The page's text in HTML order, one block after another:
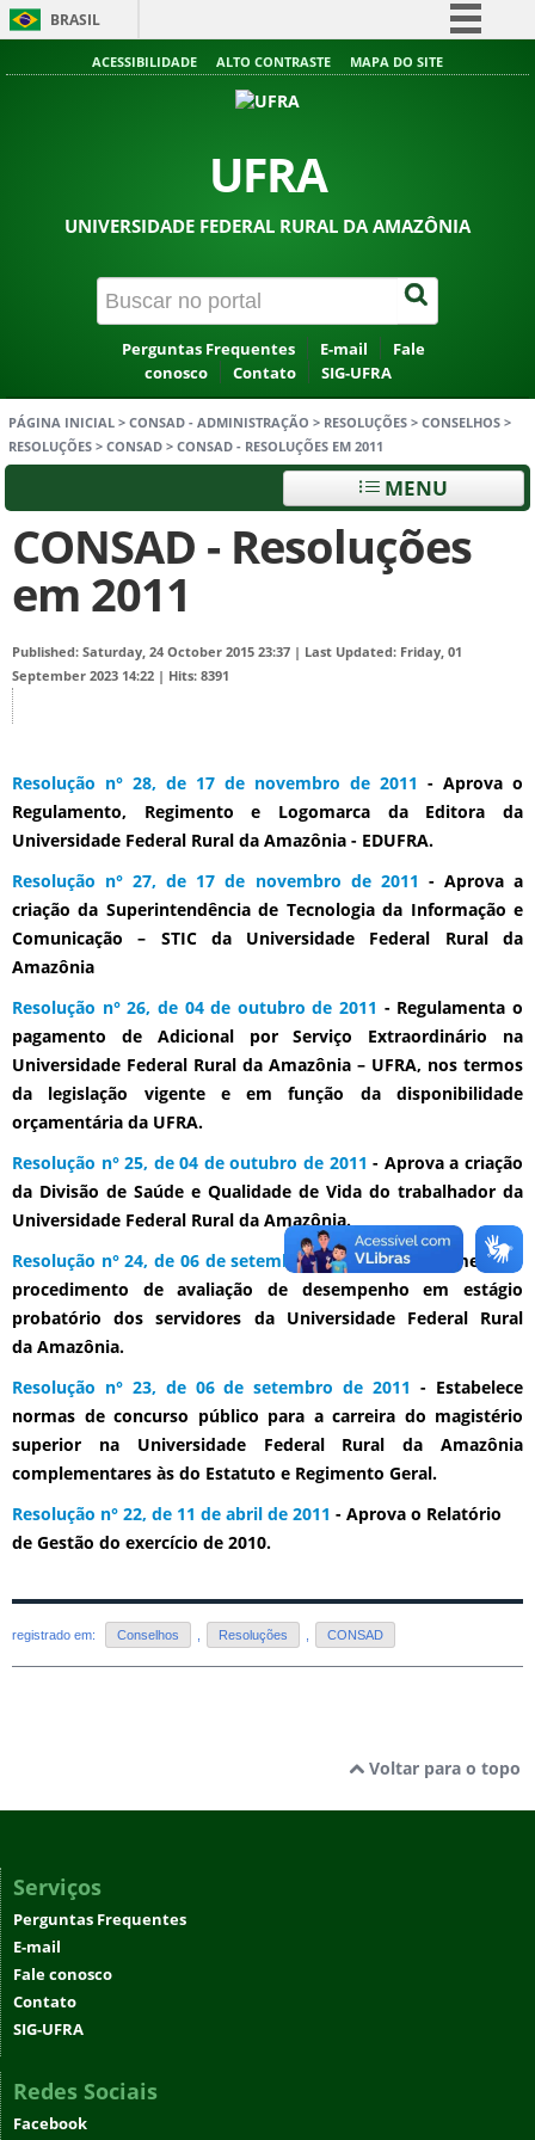
BRASIL
Simplifique!
Acesso à informação
ACESSIBILIDADE ALTO CONTRASTE MAPA DO SITE
UFRA
UNIVERSIDADE FEDERAL RURAL DA AMAZÔNIA
Perguntas Frequentes E-mail
Fale
conosco
Contato SIG-UFRA
PÁGINA INICIAL > CONSAD - ADMINISTRAÇÃO > RESOLUÇÕES > CONSELHOS >
RESOLUÇÕES > CONSAD > CONSAD - RESOLUÇÕES EM 2011
MENU
CONSAD - Resoluções
em 2011
Published: Saturday, 24 October 2015 23:37 | Last Updated: Friday, 01
September 2023 14:22 | Hits: 8391
Resolução n° 28, de 17 de novembro de 2011 - Aprova o
Regulamento, Regimento e Logomarca da Editora da
Universidade Federal Rural da Amazônia - EDUFRA.
Resolução n° 27, de 17 de novembro de 2011 - Aprova a
criação da Superintendência de Tecnologia da Informação e
Comunicação – STIC da Universidade Federal Rural da
Amazônia
Resolução n° 26, de 04 de outubro de 2011 - Regulamenta o
pagamento de Adicional por Serviço Extraordinário na
Universidade Federal Rural da Amazônia – UFRA, nos termos
da legislação vigente e em função da disponibilidade
orçamentária da UFRA.
Resolução n° 25, de 04 de outubro de 2011 - Aprova a criação
da Divisão de Saúde e Qualidade de Vida do trabalhador da
Universidade Federal Rural da Amazônia.
Resolução n° 24, de 06 de setembro de 2011- Regulamenta o
procedimento de avaliação de desempenho em estágio
probatório dos servidores da Universidade Federal Rural
da Amazônia.
Resolução n° 23, de 06 de setembro de 2011 - Estabelece
normas de concurso público para a carreira do magistério
superior na Universidade Federal Rural da Amazônia
complementares às do Estatuto e Regimento Geral.
Resolução n° 22, de 11 de abril de 2011 - Aprova o Relatório
de Gestão do exercício de 2010.
registrado em: Conselhos Resoluções CONSAD
Voltar para o topo
Serviços
Perguntas Frequentes
E-mail
Fale conosco
Contato
SIG-UFRA
Redes Sociais
Facebook